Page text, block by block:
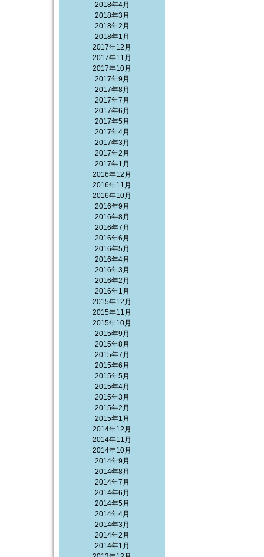
2018年4月
2018年3月
2018年2月
2018年1月
2017年12月
2017年11月
2017年10月
2017年9月
2017年8月
2017年7月
2017年6月
2017年5月
2017年4月
2017年3月
2017年2月
2017年1月
2016年12月
2016年11月
2016年10月
2016年9月
2016年8月
2016年7月
2016年6月
2016年5月
2016年4月
2016年3月
2016年2月
2016年1月
2015年12月
2015年11月
2015年10月
2015年9月
2015年8月
2015年7月
2015年6月
2015年5月
2015年4月
2015年3月
2015年2月
2015年1月
2014年12月
2014年11月
2014年10月
2014年9月
2014年8月
2014年7月
2014年6月
2014年5月
2014年4月
2014年3月
2014年2月
2014年1月